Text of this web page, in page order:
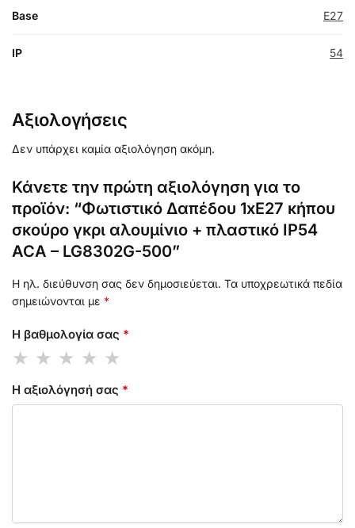
Base E27
IP 54
Αξιολογήσεις
Δεν υπάρχει καμία αξιολόγηση ακόμη.
Κάνετε την πρώτη αξιολόγηση για το
προϊόν: “Φωτιστικό Δαπέδου 1xE27 κήπου
σκούρο γκρι αλουμίνιο + πλαστικό IP54
ACA – LG8302G-500”
Η ηλ. διεύθυνση σας δεν δημοσιεύεται. Τα υποχρεωτικά πεδία
σημειώνονται με *
Η βαθμολογία σας *
Η αξιολόγησή σας *